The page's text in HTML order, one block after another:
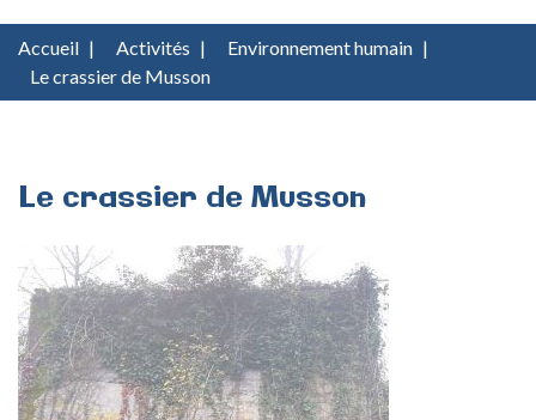
Accueil | Activités | Environnement humain |
Le crassier de Musson
Le crassier de Musson